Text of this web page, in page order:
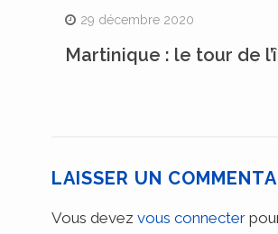
29 décembre 2020
Martinique : le tour de
LAISSER UN
Vous devez vous connecter